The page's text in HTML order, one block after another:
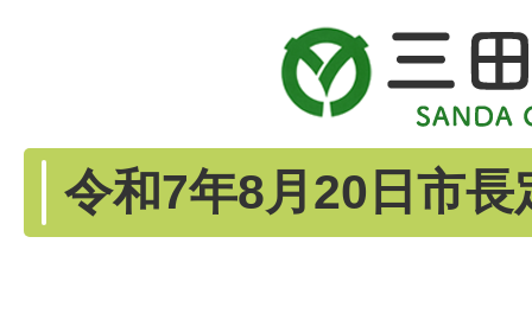
令和7年8月20日市長